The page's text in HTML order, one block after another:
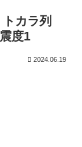
カラ列
度1
2024.06.19